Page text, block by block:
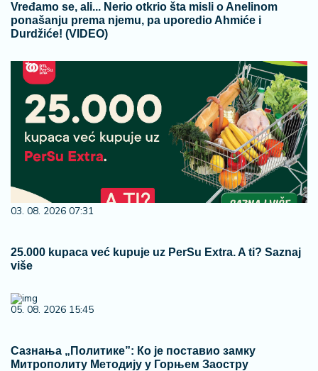
Vređamo se, ali... Nerio otkrio šta misli o Anelinom
ponašanju prema njemu, pa uporedio Ahmiće i
Durdžiće! (VIDEO)
03. 08. 2026 07:31
25.000 kupaca već kupuje uz PerSu Extra. A ti? Saznaj
više
05. 08. 2026 15:45
Сазнања „Политике”: Ко је поставио замку
Митрополиту Методију у Горњем Заостру